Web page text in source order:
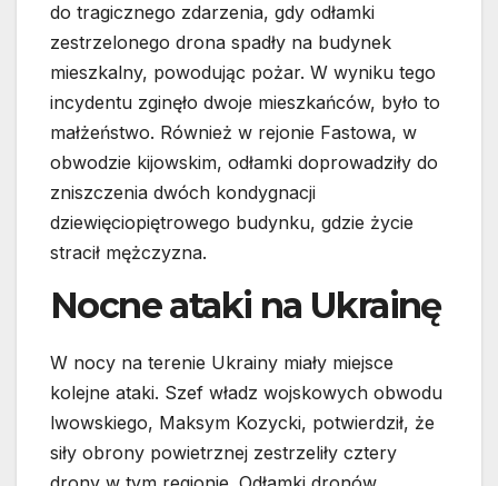
do tragicznego zdarzenia, gdy odłamki
zestrzelonego drona spadły na budynek
mieszkalny, powodując pożar. W wyniku tego
incydentu zginęło dwoje mieszkańców, było to
małżeństwo. Również w rejonie Fastowa, w
obwodzie kijowskim, odłamki doprowadziły do
zniszczenia dwóch kondygnacji
dziewięciopiętrowego budynku, gdzie życie
stracił mężczyzna.
Nocne ataki na Ukrainę
W nocy na terenie Ukrainy miały miejsce
kolejne ataki. Szef władz wojskowych obwodu
lwowskiego, Maksym Kozycki, potwierdził, że
siły obrony powietrznej zestrzeliły cztery